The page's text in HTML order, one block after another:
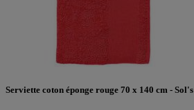
Serviette coton éponge rouge 70 x 140 cm - Sol's